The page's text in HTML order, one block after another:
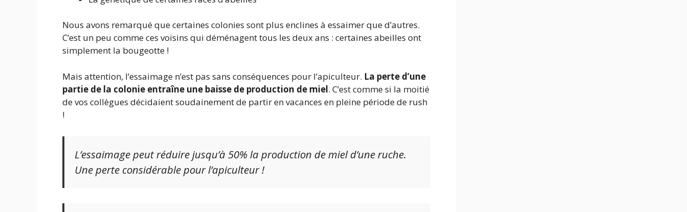
Nous avons remarqué que certaines colonies sont plus enclines à essaimer que d’autres.
C’est un peu comme ces voisins qui déménagent tous les deux ans : certaines abeilles ont
simplement la bougeotte !
Mais attention, l’essaimage n’est pas sans conséquences pour l’apiculteur. La perte d’une
partie de la colonie entraîne une baisse de production de miel. C’est comme si la moitié
de vos collègues décidaient soudainement de partir en vacances en pleine période de rush
!
L’essaimage peut réduire jusqu’à 50% la production de miel d’une ruche.
Une perte considérable pour l’apiculteur !